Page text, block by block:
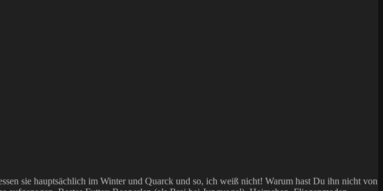
sie hauptsächlich im Winter und Quarck und so, ich weiß nicht! Warum hast Du ihn nicht von